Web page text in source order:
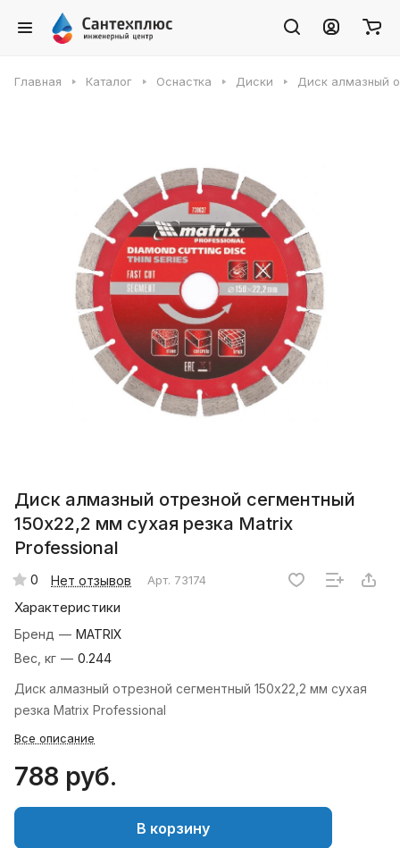
Главная Каталог Оснастка Диски Диск алмазный
Диск алмазный отрезной сегментный
150х22,2 мм сухая резка Matrix
Professional
0 Нет отзывов Арт. 73174
Характеристики
Бренд — MATRIX
Вес, кг — 0.244
Диск алмазный отрезной сегментный 150х22,2 мм сухая
резка Matrix Professional
Все описание
788 руб.
В корзину